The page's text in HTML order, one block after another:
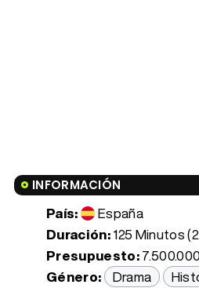
INFORMACIÓN
País:
España
Duración:125 Minutos
Presupuesto:7.500.000
Género: Drama